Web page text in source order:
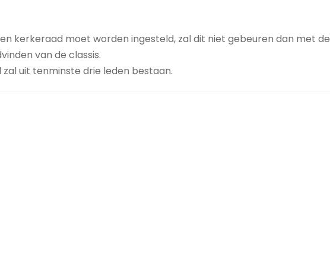
kerkeraad moet worden ingesteld, zal dit niet gebeuren dan met de
van de classis.
zal uit tenminste drie leden bestaan.